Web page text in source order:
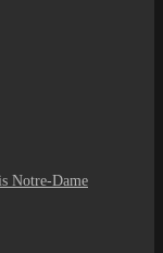
Notre-Dame